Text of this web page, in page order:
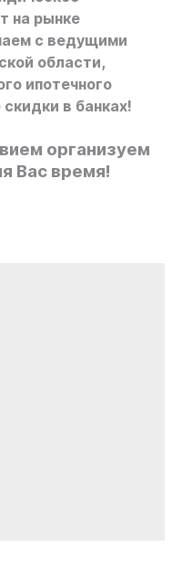
на рынке
с ведущими
области,
ипотечного
в банках!
организуем
Вас время!